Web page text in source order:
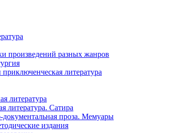
произведений разных жанров
литература
литература
литература. Сатира
документальная проза. Мемуары
издания